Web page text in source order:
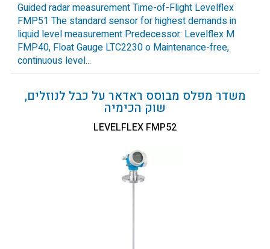
Guided radar measurement Time-of-Flight Levelflex
FMP51 The standard sensor for highest demands in
liquid level measurement Predecessor: Levelflex M
FMP40, Float Gauge LTC2230 o Maintenance-free,
continuous level...
משדר מפלס מבוסס ראדאר על כבל לנוזלים,
שוק הכימיה
LEVELFLEX FMP52